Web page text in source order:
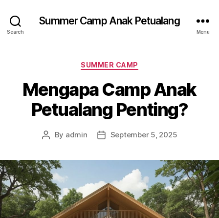
Search
Summer Camp Anak Petualang
Menu
Categories
SUMMER CAMP
Mengapa Camp Anak
Petualang Penting?
Post
By admin
PostSeptember 5, 2025